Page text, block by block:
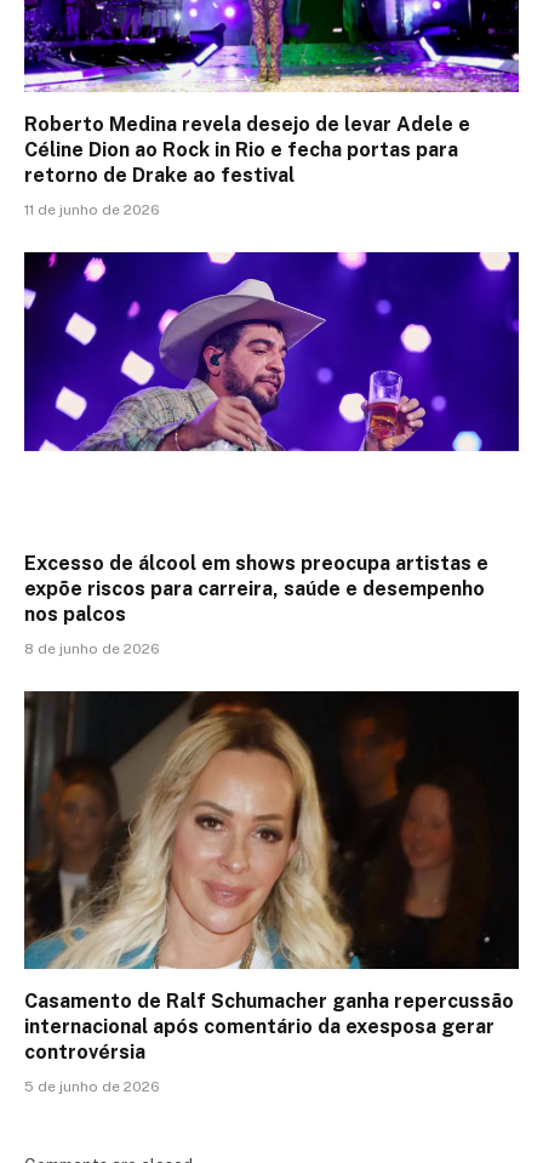
Roberto Medina revela desejo de levar Adele e
Céline Dion ao Rock in Rio e fecha portas para
retorno de Drake ao festival
11 de junho de 2026
Excesso de álcool em shows preocupa artistas e
expõe riscos para carreira, saúde e desempenho
nos palcos
8 de junho de 2026
Casamento de Ralf Schumacher ganha repercussão
internacional após comentário da exesposa gerar
controvérsia
5 de junho de 2026